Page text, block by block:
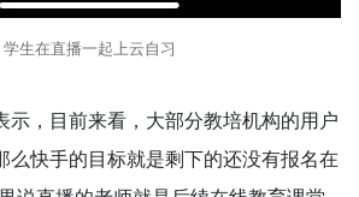
学生在直播一起上云自习
示，目前来看，大部分教培机构的用户
么快手的目标就是剩下的还没有报名在